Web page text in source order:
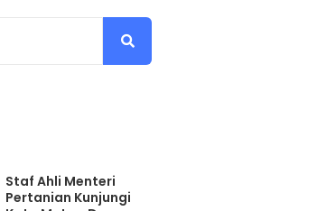
Staf Ahli Menteri
Pertanian Kunjungi